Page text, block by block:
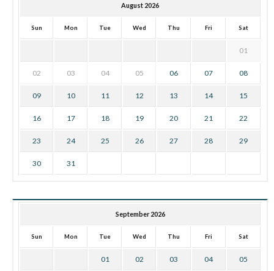
August 2026
Sun Mon Tue Wed Thu Fri Sat
01
02 03 04 05 06 07 08
09 10 11 12 13 14 15
16 17 18 19 20 21 22
23 24 25 26 27 28 29
30 31
September 2026
Sun Mon Tue Wed Thu Fri Sat
01 02 03 04 05